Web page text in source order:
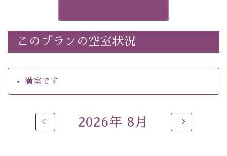
・就寝用パジャマをご用意
・環境に配慮したアメニティをご用意
・館内フリーWi-Fi
・チェックイン15時、チェックアウト10時
【お食事】
・夕食は地産地消の創作和会席 美湖膳（二十四節気と
このプランの空室状況
満室です
2026年 8月